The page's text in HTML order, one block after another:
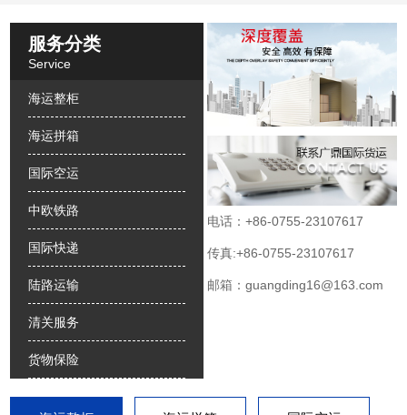
服务分类
Service
海运整柜
海运拼箱
国际空运
中欧铁路
国际快递
陆路运输
清关服务
货物保险
电话：+86-0755-23107617
传真:+86-0755-23107617
邮箱：guangding16@163.com